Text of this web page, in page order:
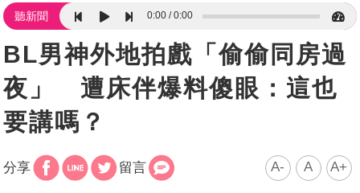
聽新聞 0:00 0:00
BL男神外地拍戲「偷偷同房過
夜」 遭床伴爆料傻眼：這也
要講嗎？
分享 留言 A- A A+